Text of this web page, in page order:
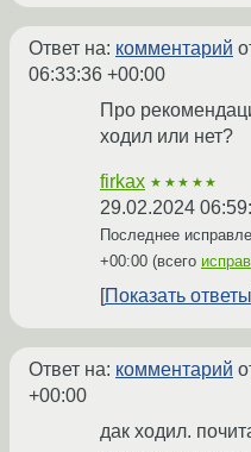
Ответ на: комментарий
06:33:36 +00:00
Про
ходил или нет?
firkax ★★★★★
29.02.2024
Последнее
+00:00 (всего
Показать ответы
Ответ на: комментарий
+00:00
дак ходил.